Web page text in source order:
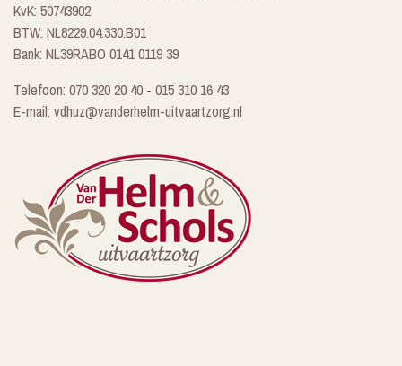
KvK: 50743902
BTW: NL8229.04.330.B01
Bank: NL39RABO 0141 0119 39
Telefoon: 070 320 20 40 - 015 310 16 43
E-mail: vdhuz@vanderhelm-uitvaartzorg.nl